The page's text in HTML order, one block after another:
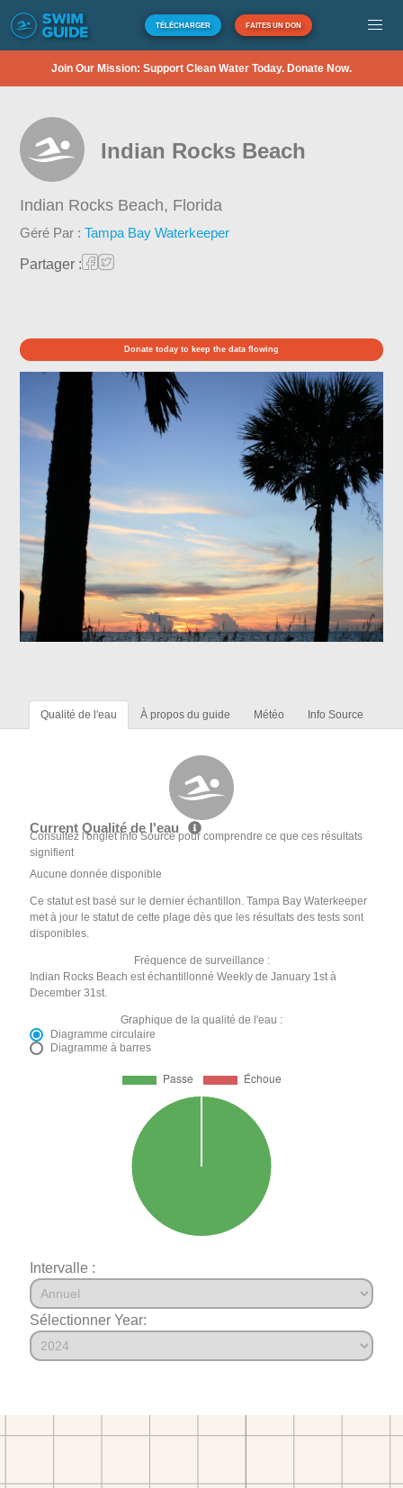
TÉLÉCHARGER FAITES UN DON
Join Our Mission: Support Clean Water Today. Donate Now.
Indian Rocks Beach
Indian Rocks Beach, Florida
Géré Par :Tampa Bay Waterkeeper
Partager :
Donate today to keep the data flowing
Qualité de l'eau À propos du guide Météo Info Source
Current Qualité de l'eau
Consultez l'onglet Info Source pour comprendre ce que ces résultats
signifient
Aucune donnée disponible
Ce statut est basé sur le dernier échantillon. Tampa Bay Waterkeeper
met à jour le statut de cette plage dès que les résultats des tests sont
disponibles.
Fréquence de surveillance :
Indian Rocks Beach est échantillonné Weekly de January 1st à
December 31st.
Graphique de la qualité de l'eau :
Diagramme circulaire
Diagramme à barres
Intervalle :
Sélectionner Year: